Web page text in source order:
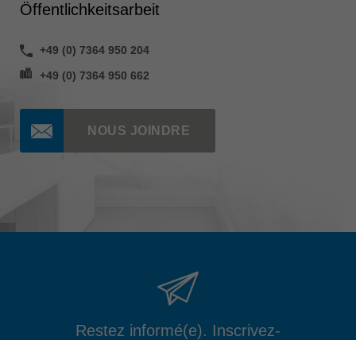
Öffentlichkeitsarbeit
+49 (0) 7364 950 204
+49 (0) 7364 950 662
NOUS JOINDRE
Restez informé(e). Inscrivez-